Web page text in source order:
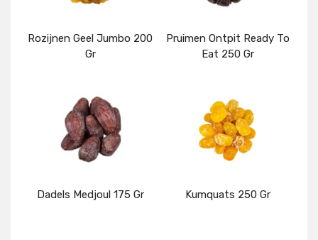
Rozijnen Geel Jumbo 200
Gr
Details
Pruimen Ontpit Ready To
Eat 250 Gr
Details
Dadels Medjoul 175 Gr Kumquats 250 Gr